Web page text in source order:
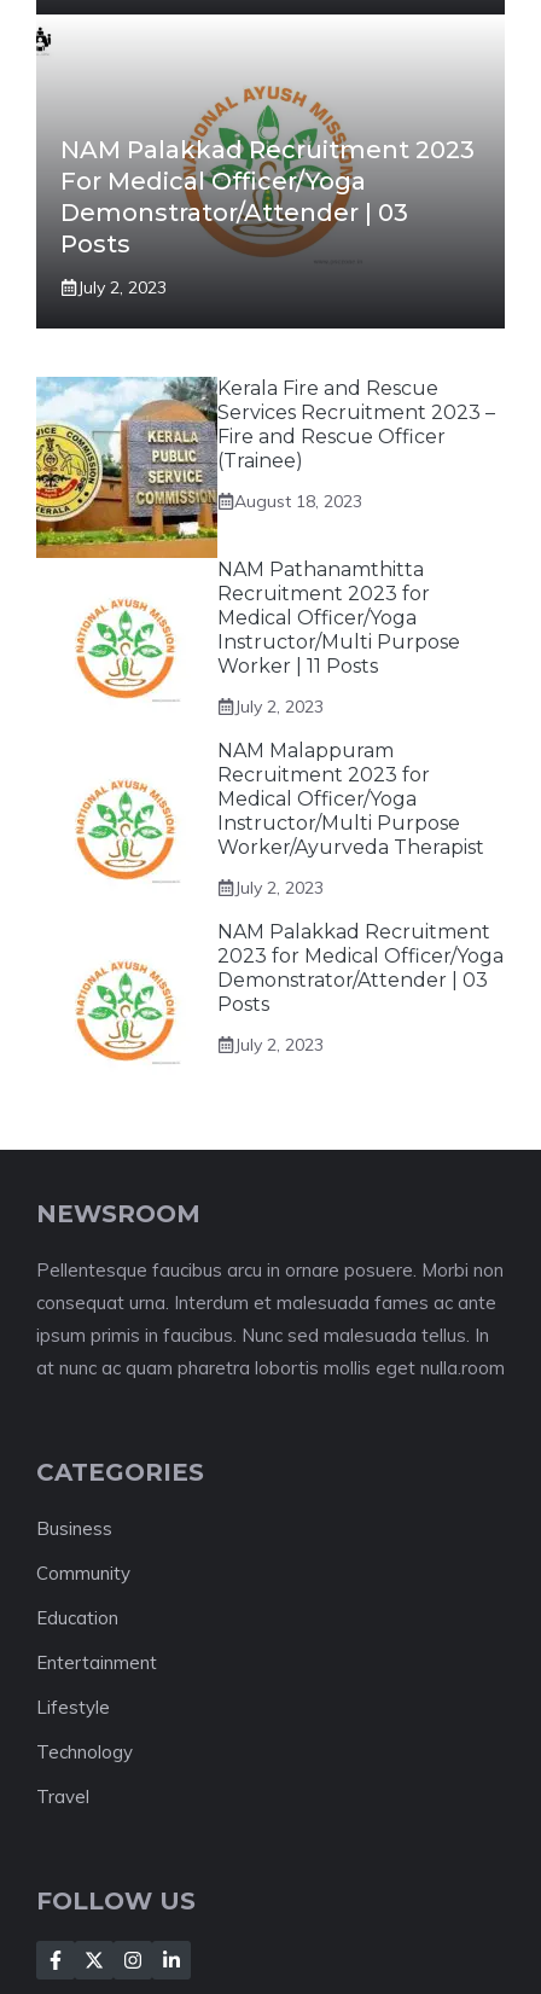
NAM Palakkad Recruitment 2023
For Medical Officer/Yoga
Demonstrator/Attender | 03
Posts
July 2, 2023
Kerala Fire and Rescue
Services Recruitment 2023 –
Fire and Rescue Officer
(Trainee)
August 18, 2023
NAM Pathanamthitta
Recruitment 2023 for
Medical Officer/Yoga
Instructor/Multi Purpose
Worker | 11 Posts
July 2, 2023
NAM Malappuram
Recruitment 2023 for
Medical Officer/Yoga
Instructor/Multi Purpose
Worker/Ayurveda Therapist
July 2, 2023
NAM Palakkad Recruitment
2023 for Medical Officer/Yoga
Demonstrator/Attender | 03
Posts
July 2, 2023
NEWSROOM
Pellentesque faucibus arcu in ornare posuere. Morbi non
consequat urna. Interdum et malesuada fames ac ante
ipsum primis in faucibus. Nunc sed malesuada tellus. In
at nunc ac quam pharetra lobortis mollis eget nulla.room
CATEGORIES
Business
Community
Education
Entertainment
Lifestyle
Technology
Travel
FOLLOW US